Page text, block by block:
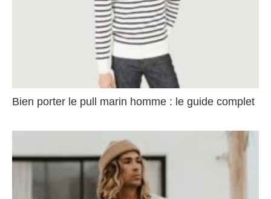
Bien porter le pull marin homme : le guide complet